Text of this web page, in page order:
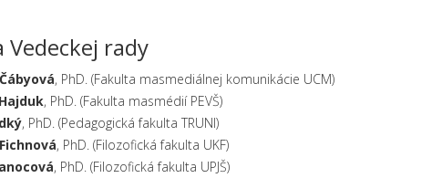
rady
, PhD. (Fakulta masmediálnej komunikácie UCM)
, PhD. (Fakulta masmédií PEVŠ)
, PhD. (Pedagogická fakulta TRUNI)
, PhD. (Filozofická fakulta UKF)
, PhD. (Filozofická fakulta UPJŠ)